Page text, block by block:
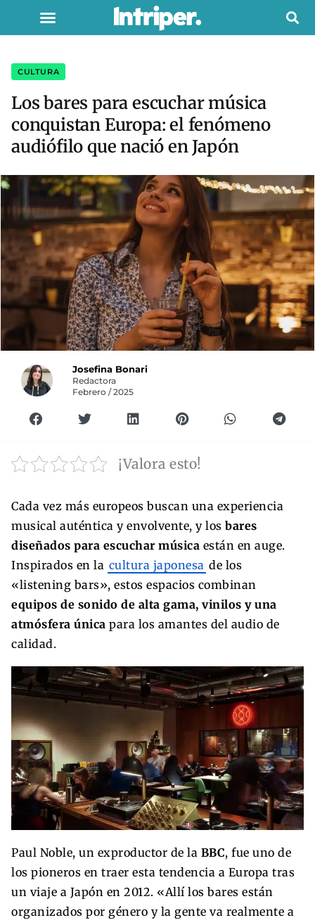
CULTURA
Los bares para escuchar música
conquistan Europa: el fenómeno
audiófilo que nació en Japón
Josefina Bonari
Redactora
Febrero / 2025
¡Valora esto!
Cada vez más europeos buscan una experiencia
musical auténtica y envolvente, y los bares
diseñados para escuchar música están en auge.
Inspirados en la cultura japonesa de los
«listening bars», estos espacios combinan
equipos de sonido de alta gama, vinilos y una
atmósfera única para los amantes del audio de
calidad.
Paul Noble, un exproductor de la BBC, fue uno de
los pioneros en traer esta tendencia a Europa tras
un viaje a Japón en 2012. «Allí los bares están
organizados por género y la gente va realmente a